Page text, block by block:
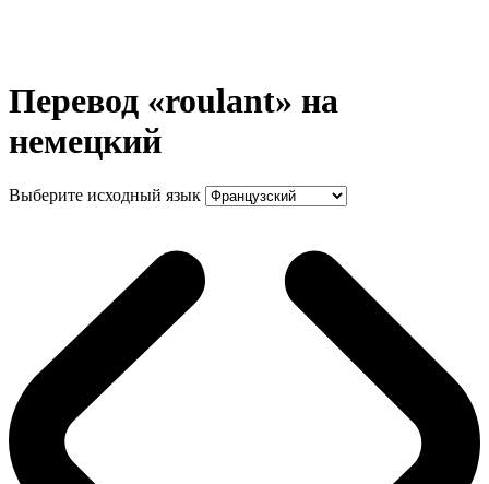
Перевод «roulant» на
немецкий
Выберите исходный язык